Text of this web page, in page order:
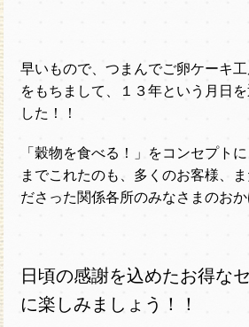
早いもので、つまんでご卵ケーキ
をもちまして、１３年という月日
した！！
「穀物を食べる！」をコンセプト
までこれたのも、多くのお客様、
ださった関係各所のみなさまのおか
日頃の感謝を込めたお得な
に楽しみましょう！！